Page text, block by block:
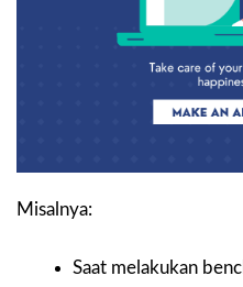
Misalnya:
Saat melakukan